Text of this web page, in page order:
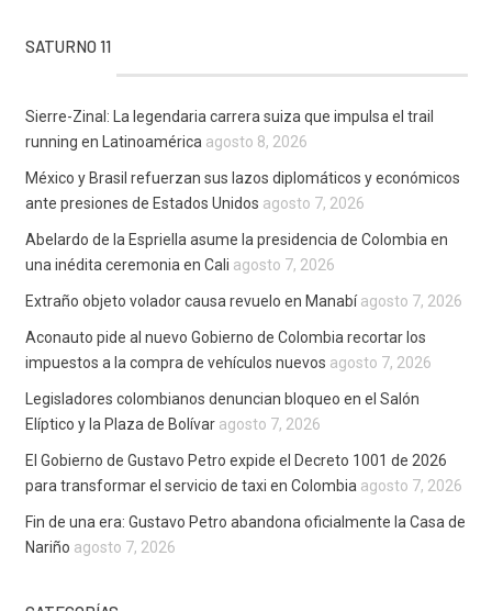
SATURNO 11
Sierre-Zinal: La legendaria carrera suiza que impulsa el trail
running en Latinoamérica agosto 8, 2026
México y Brasil refuerzan sus lazos diplomáticos y económicos
ante presiones de Estados Unidos agosto 7, 2026
Abelardo de la Espriella asume la presidencia de Colombia en
una inédita ceremonia en Cali agosto 7, 2026
Extraño objeto volador causa revuelo en Manabí agosto 7, 2026
Aconauto pide al nuevo Gobierno de Colombia recortar los
impuestos a la compra de vehículos nuevos agosto 7, 2026
Legisladores colombianos denuncian bloqueo en el Salón
Elíptico y la Plaza de Bolívar agosto 7, 2026
El Gobierno de Gustavo Petro expide el Decreto 1001 de 2026
para transformar el servicio de taxi en Colombia agosto 7, 2026
Fin de una era: Gustavo Petro abandona oficialmente la Casa de
Nariño agosto 7, 2026